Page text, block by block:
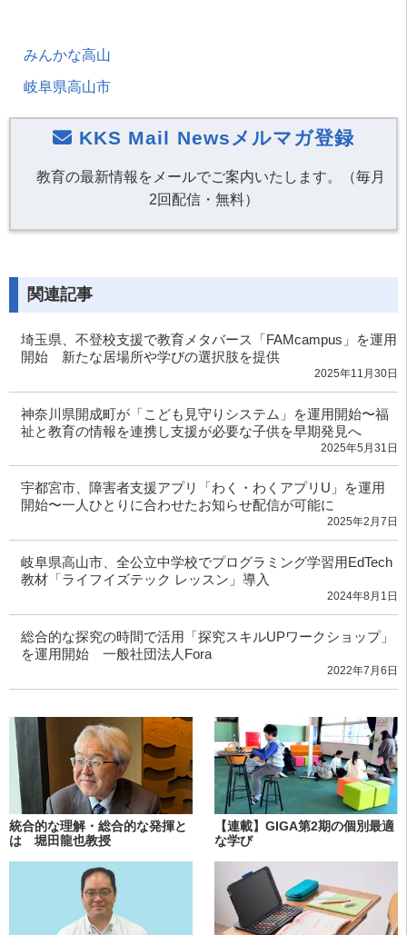
みんかな高山
岐阜県高山市
KKS Mail Newsメルマガ登録
教育の最新情報をメールでご案内いたします。（毎月
2回配信・無料）
関連記事
埼玉県、不登校支援で教育メタバース「FAMcampus」を運用
開始 新たな居場所や学びの選択肢を提供
2025年11月30日
神奈川県開成町が「こども見守りシステム」を運用開始〜福
祉と教育の情報を連携し支援が必要な子供を早期発見へ
2025年5月31日
宇都宮市、障害者支援アプリ「わく・わくアプリU」を運用
開始〜一人ひとりに合わせたお知らせ配信が可能に
2025年2月7日
岐阜県高山市、全公立中学校でプログラミング学習用EdTech
教材「ライフイズテック レッスン」導入
2024年8月1日
総合的な探究の時間で活用「探究スキルUPワークショップ」
を運用開始 一般社団法人Fora
2022年7月6日
統合的な理解・総合的な発揮と
は 堀田龍也教授
【連載】GIGA第2期の個別最適
な学び